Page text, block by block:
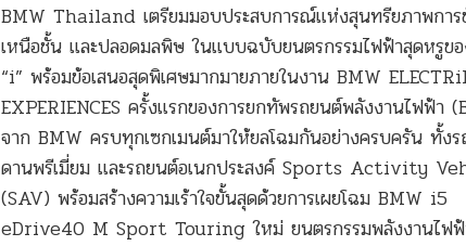
BMW Thailand เตรียมมอบประสบการณ์แห่งสุนทรียภาพกา
เหนือชั้น และปลอดมลพิษ ในแบบฉบับยนตรกรรมไฟฟ้าสุดหรูขอ
“i” พร้อมข้อเสนอสุดพิเศษมากมายภายในงาน BMW
EXPERIENCES ครั้งแรกของการยกทัพรถยนต์พลังงานไฟฟ้า
จาก BMW ครบทุกเซกเมนต์มาให้ยลโฉมกันอย่างครบครัน ทั้ง
ดานพรีเมี่ยม และรถยนต์อเนกประสงค์ Sports Activity
(SAV) พร้อมสร้างความเร้าใจขั้นสุดด้วยการเผยโฉม BMW i5
eDrive40 M Sport Touring ใหม่ ยนตรกรรมพลังงานไฟ